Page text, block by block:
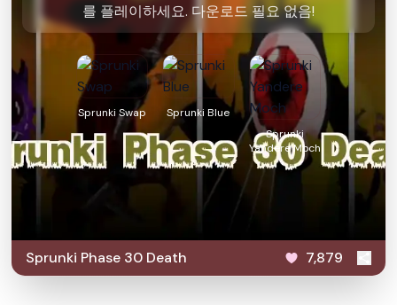
를 플레이하세요. 다운로드 필요 없음!
Sprunki Swap
Sprunki Blue
Sprunki
Yandere Moch
Sprunki Phase 30 Death 7,879